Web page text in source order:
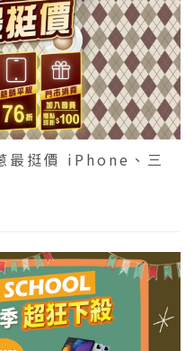
最挺價 iPhone、三